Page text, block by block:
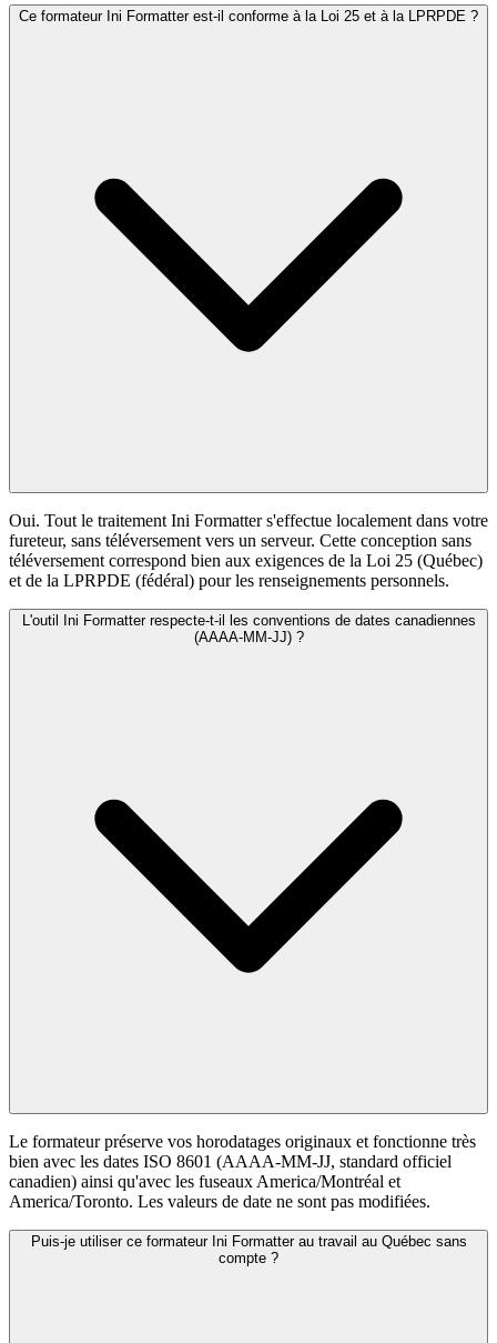
Ce formateur Ini Formatter est-il conforme à la Loi 25 et à la LPRPDE ?
Oui. Tout le traitement Ini Formatter s'effectue localement dans votre
fureteur, sans téléversement vers un serveur. Cette conception sans
téléversement correspond bien aux exigences de la Loi 25 (Québec)
et de la LPRPDE (fédéral) pour les renseignements personnels.
L'outil Ini Formatter respecte-t-il les conventions de dates canadiennes
(AAAA-MM-JJ) ?
Le formateur préserve vos horodatages originaux et fonctionne très
bien avec les dates ISO 8601 (AAAA-MM-JJ, standard officiel
canadien) ainsi qu'avec les fuseaux America/Montréal et
America/Toronto. Les valeurs de date ne sont pas modifiées.
Puis-je utiliser ce formateur Ini Formatter au travail au Québec sans
compte ?